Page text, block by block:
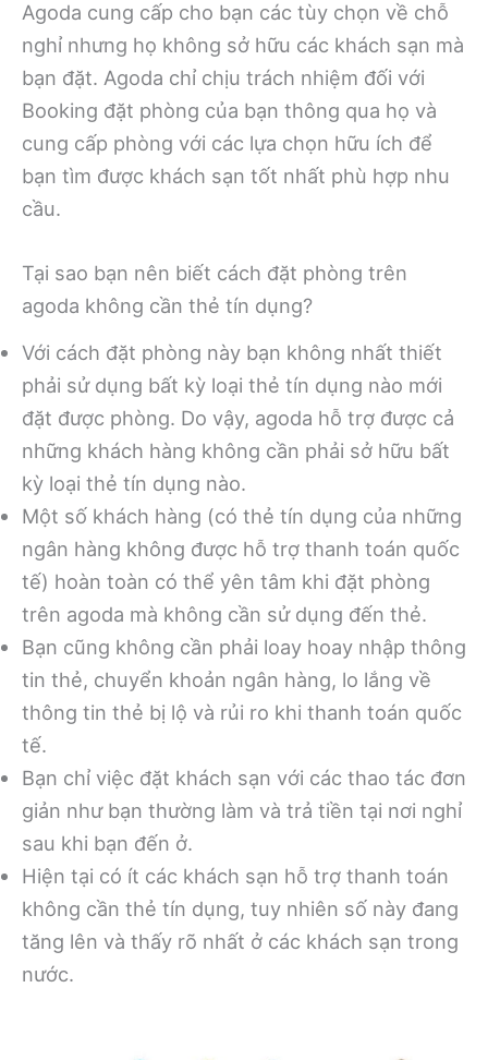
Agoda cung cấp cho bạn các tùy chọn về chỗ
nghỉ nhưng họ không sở hữu các khách sạn mà
bạn đặt. Agoda chỉ chịu trách nhiệm đối với
Booking đặt phòng của bạn thông qua họ và
cung cấp phòng với các lựa chọn hữu ích để
bạn tìm được khách sạn tốt nhất phù hợp nhu
cầu.
Tại sao bạn nên biết cách đặt phòng trên
agoda không cần thẻ tín dụng?
Với cách đặt phòng này bạn không nhất thiết
phải sử dụng bất kỳ loại thẻ tín dụng nào mới
đặt được phòng. Do vậy, agoda hỗ trợ được cả
những khách hàng không cần phải sở hữu bất
kỳ loại thẻ tín dụng nào.
Một số khách hàng (có thẻ tín dụng của những
ngân hàng không được hỗ trợ thanh toán quốc
tế) hoàn toàn có thể yên tâm khi đặt phòng
trên agoda mà không cần sử dụng đến thẻ.
Bạn cũng không cần phải loay hoay nhập thông
tin thẻ, chuyển khoản ngân hàng, lo lắng về
thông tin thẻ bị lộ và rủi ro khi thanh toán quốc
tế.
Bạn chỉ việc đặt khách sạn với các thao tác đơn
giản như bạn thường làm và trả tiền tại nơi nghỉ
sau khi bạn đến ở.
Hiện tại có ít các khách sạn hỗ trợ thanh toán
không cần thẻ tín dụng, tuy nhiên số này đang
tăng lên và thấy rõ nhất ở các khách sạn trong
nước.